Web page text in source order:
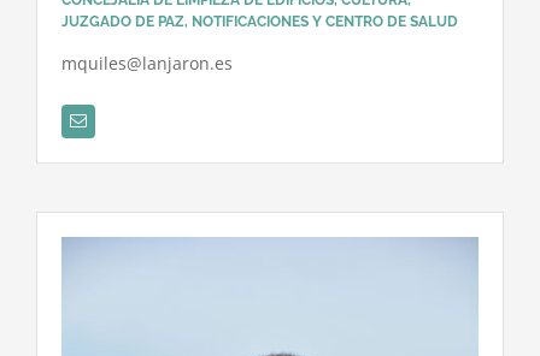
JUZGADO DE PAZ, NOTIFICACIONES Y CENTRO DE SALUD
mquiles@lanjaron.es